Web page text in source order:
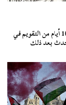
سبب تخطي 10 أيام من التقويم في